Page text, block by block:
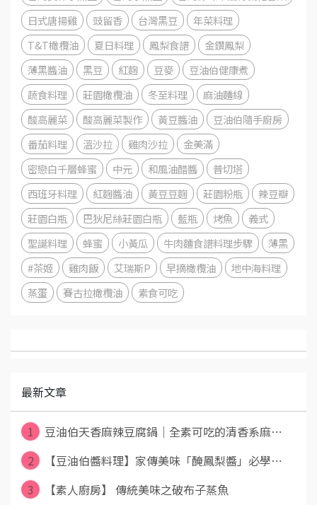
日式唐揚雞
豉留香 台灣黑豆
年菜料理
T&T橄欖油
夏日料理 鳳梨食譜
金鑽鳳梨
薄黑醬油
黑豆 紅麴 豆麥
豆油伯健康煮
蔬食料理
莊園橄欖油 冬至料理
麻油麵線
酸高麗菜
酸高麗菜製作 黃豆醬油
豆油伯隨手廚房
番茄料理
溫沙拉 雞肉沙拉
金美滿
密戀白千層蜂蜜
中元 和風油醋醬
普切塔
西班牙料理
紅麴醬油 黃豆豆麴 莊園粉瓶
辣豆瓣
莊園白瓶
巴狄尼絲莊園白瓶 藍瓶 烤魚
義式
聖誕料理
蜂蜜 小黃瓜 牛肉麵食譜料理步驟
薄黑
#茶姬
雞肉飯 艾瑞斯P 早摘橄欖油
地中海料理
蒸蛋
賽古拉橄欖油 素食可吃
最新文章
1
豆油伯天香麻辣豆腐鍋｜全素可吃的清香系麻⋯
2
【豆油伯醬料理】家傳美味「醃鳳梨醬」必學⋯
3
【素人廚房】 傳統美味之破布子蒸魚